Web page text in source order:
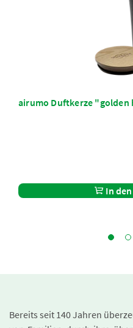
airumo Duftkerze "golden
In den
Bereits seit 140 Jahren